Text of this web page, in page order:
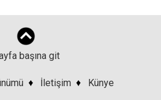
başına git
♦ İletişim ♦ Künye